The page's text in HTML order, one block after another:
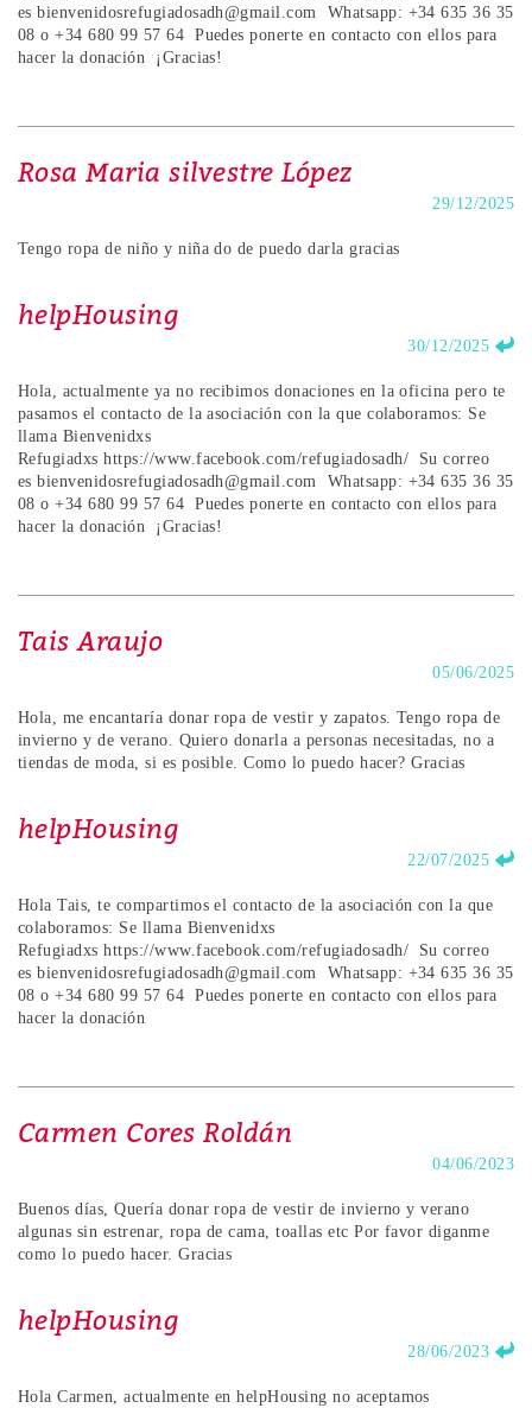
es bienvenidosrefugiadosadh@gmail.com Whatsapp: +34 635 36 35
08 o +34 680 99 57 64 Puedes ponerte en contacto con ellos para
hacer la donación ¡Gracias!
Rosa Maria silvestre López
29/12/2025
Tengo ropa de niño y niña do de puedo darla gracias
helpHousing
30/12/2025
Hola, actualmente ya no recibimos donaciones en la oficina pero te
pasamos el contacto de la asociación con la que colaboramos: Se
llama Bienvenidxs
Refugiadxs https://www.facebook.com/refugiadosadh/ Su correo
es bienvenidosrefugiadosadh@gmail.com Whatsapp: +34 635 36 35
08 o +34 680 99 57 64 Puedes ponerte en contacto con ellos para
hacer la donación ¡Gracias!
Tais Araujo
05/06/2025
Hola, me encantaría donar ropa de vestir y zapatos. Tengo ropa de
invierno y de verano. Quiero donarla a personas necesitadas, no a
tiendas de moda, si es posible. Como lo puedo hacer? Gracias
helpHousing
22/07/2025
Hola Tais, te compartimos el contacto de la asociación con la que
colaboramos: Se llama Bienvenidxs
Refugiadxs https://www.facebook.com/refugiadosadh/ Su correo
es bienvenidosrefugiadosadh@gmail.com Whatsapp: +34 635 36 35
08 o +34 680 99 57 64 Puedes ponerte en contacto con ellos para
hacer la donación
Carmen Cores Roldán
04/06/2023
Buenos días, Quería donar ropa de vestir de invierno y verano
algunas sin estrenar, ropa de cama, toallas etc Por favor diganme
como lo puedo hacer. Gracias
helpHousing
28/06/2023
Hola Carmen, actualmente en helpHousing no aceptamos